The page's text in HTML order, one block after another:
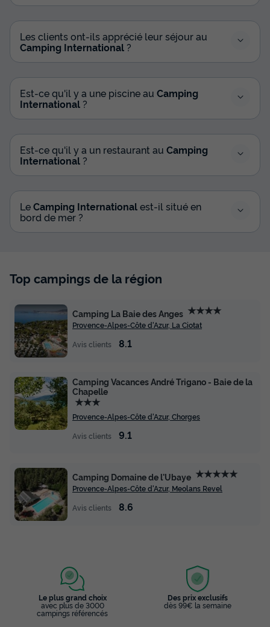
chambres - climatisé
du05/11/2026au12/11/2026
Meilleur prix pour 7 nuits
Modifier les dates
530 €
Mezzanine 56 m² - 2 chambres -
Annulation gratuite
Surface
56m²
Adultes
4
Chambres
Congélateur
+ 6
APPARTEMENT 4 personnes - 3 pièces Mezzanine 56 m² -
2 chambres - Climatisation et TV
Meilleur prix pour 7 nuits
653 €
Les clients ont-ils apprécié leur séjour au
Camping International ?
Est-ce qu'il y a une piscine au Camping
International ?
Est-ce qu'il y a un restaurant au Camping
International ?
LeCamping Internationalest-il situé en
bord de mer ?
Top campings de la région
Camping La Baie des Anges ★★★★
Provence-Alpes-Côte d'Azur, La Ciotat
Avis clients
8.1
Camping Vacances André Trigano - Baie de la
Chapelle
★★★
Provence-Alpes-Côte d'Azur, Chorges
Avis clients
9.1
Camping Domaine de l'Ubaye ★★★★★
Provence-Alpes-Côte d'Azur, Meolans Revel
Avis clients
8.6
Le plus grand choix
avec plus de 3000
campings référencés
Des prix exclusifs
dès 99€ la semaine